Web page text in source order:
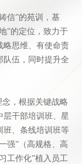
信”的苑训，基
”的定位，致力于
略思维、有使命责
队伍，同时提升全
，根据关键战略
层干部培训班、星
班、条线培训班等
强”（高规格、高
工作化”植入员工